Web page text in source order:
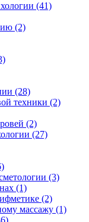
(41)
(2)
(28)
техники (2)
(2)
(27)
(3)
(1)
(2)
массажу (1)